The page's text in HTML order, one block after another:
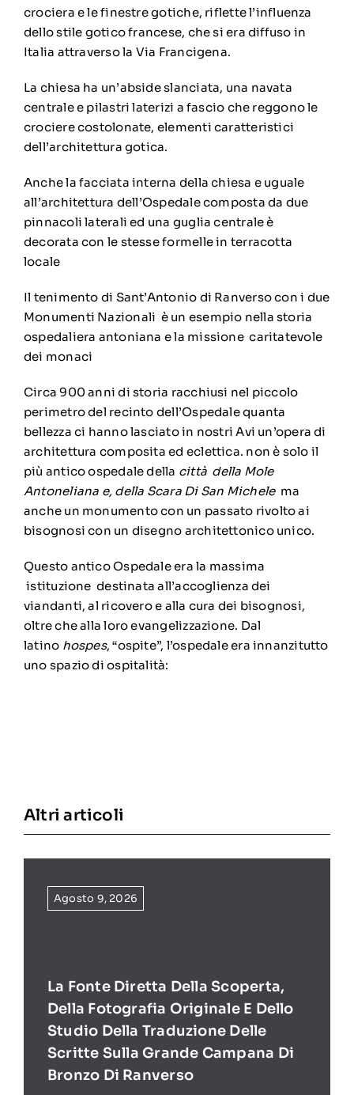
crociera e le finestre gotiche, riflette l’influenza
dello stile gotico francese, che si era diffuso in
Italia attraverso la Via Francigena.
La chiesa ha un’abside slanciata, una navata
centrale e pilastri laterizi a fascio che reggono le
crociere costolonate, elementi caratteristici
dell’architettura gotica.
Anche la facciata interna della chiesa e uguale
all’architettura dell’Ospedale composta da due
pinnacoli laterali ed una guglia centrale è
decorata con le stesse formelle in terracotta
locale
Il tenimento di Sant’Antonio di Ranverso con i due
Monumenti Nazionali è un esempio nella storia
ospedaliera antoniana e la missione caritatevole
dei monaci
Circa 900 anni di storia racchiusi nel piccolo
perimetro del recinto dell’Ospedale quanta
bellezza ci hanno lasciato in nostri Avi un’opera di
architettura composita ed eclettica. non è solo il
più antico ospedale della città della Mole
Antoneliana e, della Scara Di San Michele ma
anche un monumento con un passato rivolto ai
bisognosi con un disegno architettonico unico.
Questo antico Ospedale era la massima
istituzione destinata all’accoglienza dei
viandanti, al ricovero e alla cura dei bisognosi,
oltre che alla loro evangelizzazione. Dal
latino hospes, “ospite”, l’ospedale era innanzitutto
uno spazio di ospitalità:
Altri articoli
Agosto 9, 2026
La Fonte Diretta Della Scoperta,
Della Fotografia Originale E Dello
Studio Della Traduzione Delle
Scritte Sulla Grande Campana Di
Bronzo Di Ranverso